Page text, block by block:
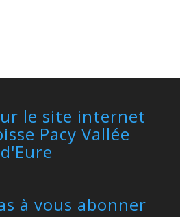
le site internet
Pacy Vallée
d'Eure
à vous abonner